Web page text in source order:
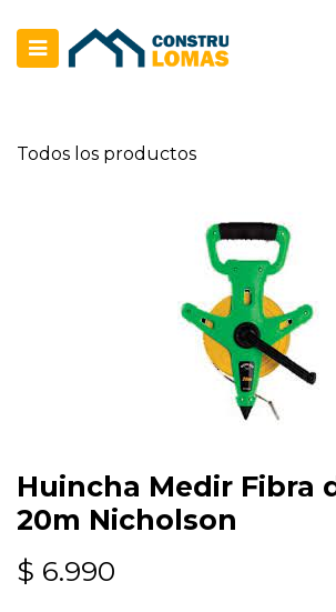
Todos los productos
Huincha Medir Fibra
20m Nicholson
$ 6.990